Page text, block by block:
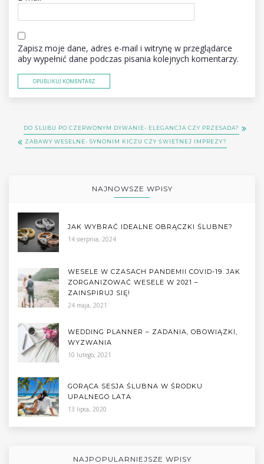
Zapisz moje dane, adres e-mail i witrynę w przeglądarce
aby wypełnić dane podczas pisania kolejnych komentarzy.
DO ŚLUBU PO CZERWONYM DYWANIE- ELEGANCJA CZY PRZESADA?
ZABAWY WESELNE- SYNONIM KICZU CZY ŚWIETNEJ IMPREZY?
NAJNOWSZE WPISY
JAK WYBRAĆ IDEALNE OBRĄCZKI ŚLUBNE?
14 sierpnia, 2024
WESELE W CZASACH PANDEMII COVID-19. JAK
ZORGANIZOWAĆ WESELE W 2021 –
ZAINSPIRUJ SIĘ!
24 maja, 2021
WEDDING PLANNER – ZADANIA, OBOWIĄZKI,
WYZWANIA
10 lutego, 2021
GORĄCA SESJA ŚLUBNA W ŚRODKU
UPALNEGO LATA
13 lipca, 2020
NAJPOPULARNIEJSZE WPISY